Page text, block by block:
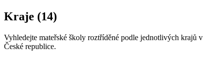
Kraje (14)
Vyhledejte mateřské školy roztříděné podle jednotlivých krajů v
České republice.